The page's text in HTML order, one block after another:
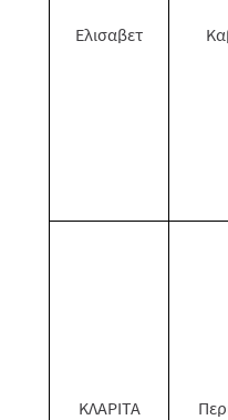
Ελισαβετ
ΚΛΑΡΙΤΑ